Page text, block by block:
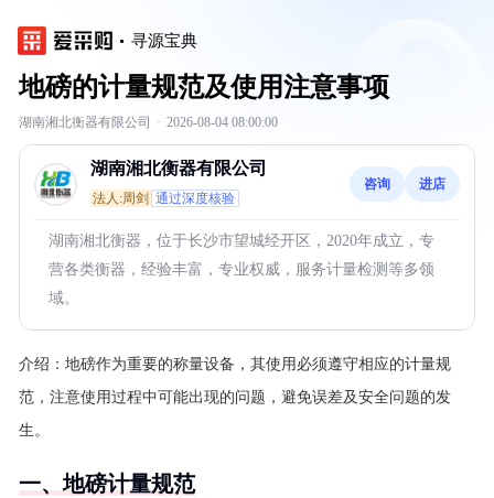
寻源宝典
地磅的计量规范及使用注意事项
湖南湘北衡器有限公司 · 2026-08-04 08:00:00
湖南湘北衡器有限公司
法人:周剑 通过深度核验
咨询 进店
湖南湘北衡器，位于长沙市望城经开区，2020年成立，专
营各类衡器，经验丰富，专业权威，服务计量检测等多领
域。
介绍： 地磅作为重要的称量设备，其使用必须遵守相应的计量规
范，注意使用过程中可能出现的问题，避免误差及安全问题的发
生。
一、地磅计量规范